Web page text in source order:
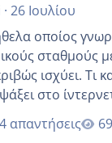
· 26 Ιουλίου
οποίος
σταθμούς
ισχύει. Τι
στο
το βαουτσερ
και τα
4 απαντήσεις